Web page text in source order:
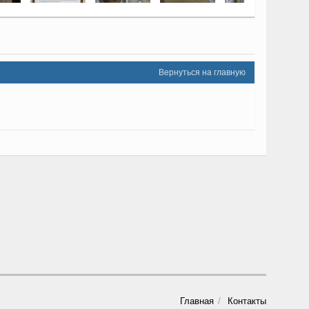
Вернуться на главную
Главная Контакты